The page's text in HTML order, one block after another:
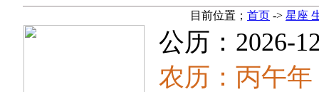
目前位置； 首页 -> 星座
公历：2026-
农历：丙午